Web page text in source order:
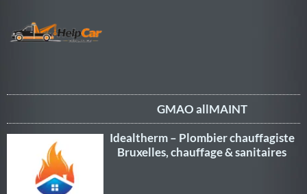
GMAO allMAINT
Idealtherm – Plombier chauffagiste
Bruxelles, chauffage & sanitaires